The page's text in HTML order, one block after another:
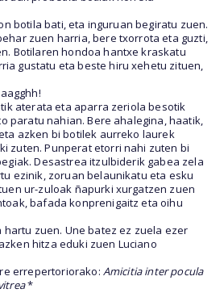
botila bati, eta inguruan begiratu zuen.
zuen harria, bere txorrota eta guzti,
Botilaren hondoa hantxe kraskatu
gustatu eta beste hiru xehetu zituen,
aterata eta aparra zeriola besotik
paratu nahian. Bere ahalegina, haatik,
azken bi botilek aurreko laurek
zuten. Punperat etorri nahi zuten bi
Desastrea itzulbiderik gabea zela
ezinik, zoruan belaunikatu eta esku
ur-zuloak ñapurki xurgatzen zuen
bafada konprenigaitz eta oihu
hartu zuen. Une batez ez zuela ezer
hitza eduki zuen Luciano
errepertoriorako: Amicitia inter pocula
*